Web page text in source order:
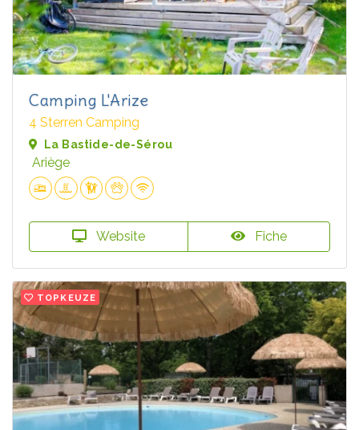
Camping L'Arize
4 Sterren Camping
La Bastide-de-Sérou
Ariège
Website Fiche
TOPKEUZE